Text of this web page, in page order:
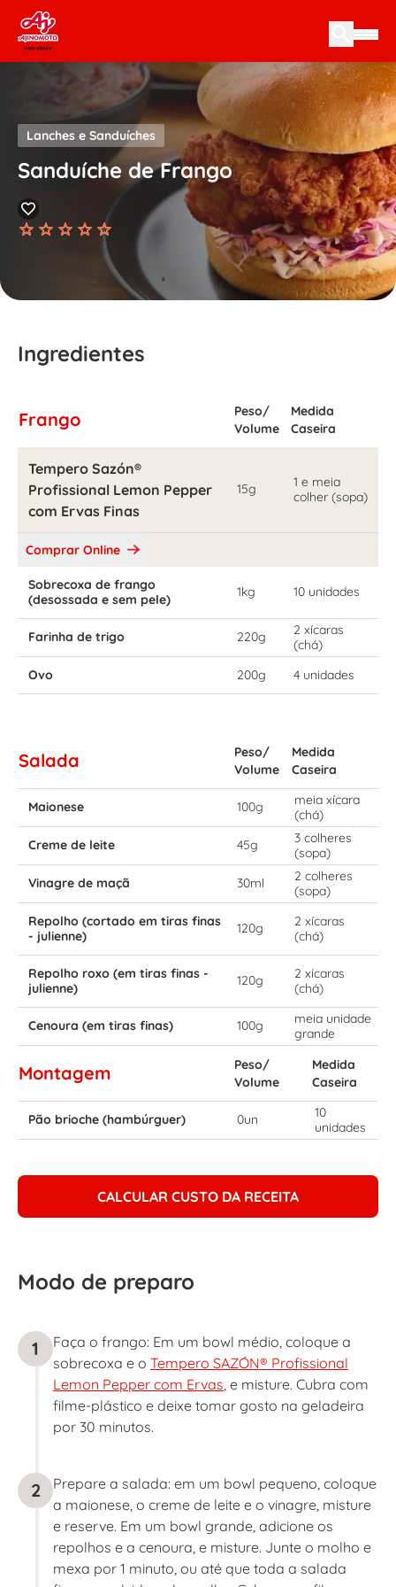
Skip to content
Lanches e Sanduíches
Sanduíche de Frango
Ingredientes
Frango
Peso/
Volume
Medida
Caseira
Tempero Sazón®
Profissional Lemon Pepper
com Ervas Finas
15g
1 e meia
colher (sopa)
Comprar Online
Sobrecoxa de frango
(desossada e sem pele)
1kg 10 unidades
Farinha de trigo 220g
2 xícaras
(chá)
Ovo
200g 4 unidades
Salada
Peso/
Volume
Medida
Caseira
Maionese 100g
meia xícara
(chá)
Creme de leite
45g
3 colheres
(sopa)
Vinagre de maçã
30ml
2 colheres
(sopa)
Repolho (cortado em tiras finas
- julienne)
120g
2 xícaras
(chá)
Repolho roxo (em tiras finas -
julienne)
120g
2 xícaras
(chá)
Cenoura (em tiras finas) 100g
meia unidade
grande
Montagem
Peso/
Volume
Medida
Caseira
Pão brioche (hambúrguer) 0un
10
unidades
CALCULAR CUSTO DA RECEITA
Modo de preparo
1
Faça o frango: Em um bowl médio, coloque a
sobrecoxa e o Tempero SAZÓN® Profissional
Lemon Pepper com Ervas , e misture. Cubra com
filme-plástico e deixe tomar gosto na geladeira
por 30 minutos.
2
Prepare a salada: em um bowl pequeno, coloque
a maionese, o creme de leite e o vinagre, misture
e reserve. Em um bowl grande, adicione os
repolhos e a cenoura, e misture. Junte o molho e
mexa por 1 minuto, ou até que toda a salada